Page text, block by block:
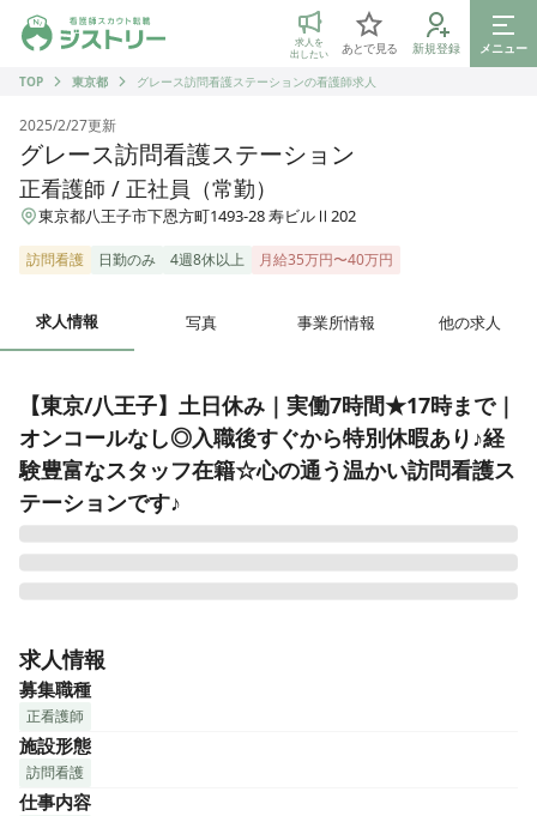
ジストリー 看護師の転職マッチング
求人を
出したい
あとで見る 新規登録
メニュー
TOP
東京都 グレース訪問看護ステーションの看護師求人
2025/2/27更新
グレース訪問看護ステーション
正看護師 / 正社員（常勤）
東京都八王子市下恩方町1493-28 寿ビルⅡ202
訪問看護 日勤のみ 4週8休以上 月給35万円〜40万円
求人情報 写真 事業所情報 他の求人
【東京/八王子】土日休み｜実働7時間★17時まで｜
オンコールなし◎入職後すぐから特別休暇あり♪経
験豊富なスタッフ在籍☆心の通う温かい訪問看護ス
テーションです♪
モットーに、ご利用者様やご家族様の想いに寄り添いなが
ら、住み慣れたご自宅での生活がより快適で充実したものと
なるよう、心を込めたケアを日々提供しています。
☆★おすすめポイント★☆
❶インセンティブ制度あり！
月給35万円〜、インセンティブのほかにも頑張った分はしっ
求人情報
募集職種
正看護師
施設形態
訪問看護
仕事内容